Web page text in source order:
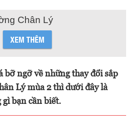
Chân Lý
XEM THÊM
bỡ ngỡ về những thay đổi sắp
Lý mùa 2 thì dưới đây là
bạn cần biết.